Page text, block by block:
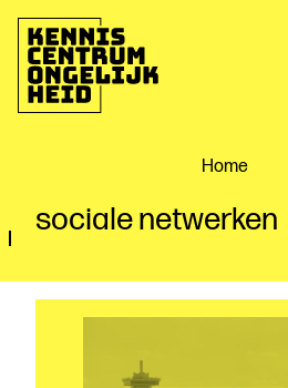
naar
inhoud
Home
sociale netwerken